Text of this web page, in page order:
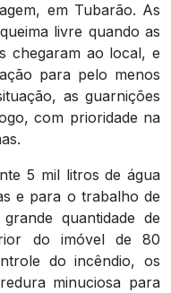
em Tubarão. As
livre quando as
chegaram ao local, e
para pelo menos
as guarnições
com prioridade na
5 mil litros de água
e para o trabalho de
quantidade de
do imóvel de 80
do incêndio, os
minuciosa para